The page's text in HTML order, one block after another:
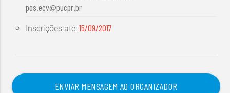
pos.ecv@pucpr.br
Inscrições até:15/09/2017
ENVIAR MENSAGEM AO ORGANIZADOR